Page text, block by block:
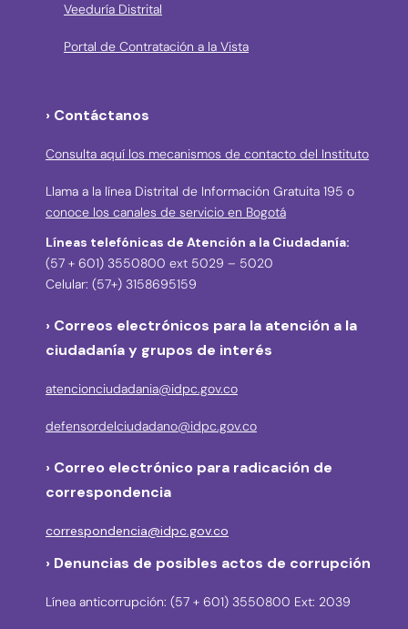
Veeduría Distrital
Portal de Contratación a la Vista
› Contáctanos
Consulta aquí los mecanismos de contacto del Instituto
Llama a la línea Distrital de Información Gratuita 195 o
conoce los canales de servicio en Bogotá
Líneas telefónicas de Atención a la Ciudadanía:
(57 + 601) 3550800 ext 5029 – 5020
Celular: (57+) 3158695159
› Correos electrónicos para la atención a la
ciudadanía y grupos de interés
atencionciudadania@idpc.gov.co
defensordelciudadano@idpc.gov.co
› Correo electrónico para radicación de
correspondencia
correspondencia@idpc.gov.co
› Denuncias de posibles actos de corrupción
Línea anticorrupción: (57 + 601) 3550800 Ext: 2039